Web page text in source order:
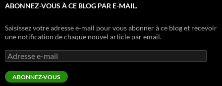
ABONNEZ-VOUS À CE BLOG PAR E-MAIL.
Saisissez votre adresse e-mail pour vous abonner à ce blog et recevoir
une notification de chaque nouvel article par email.
Adresse
e-
mail
ABONNEZ-VOUS